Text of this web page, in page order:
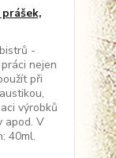
-
nejen
při
výrobků
apod. V
40ml.